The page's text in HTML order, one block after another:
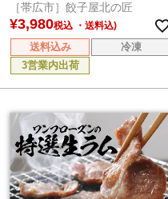
［帯広市］餃子屋北の匠
¥3,980税込
送料込み
冷凍
3営業内出荷